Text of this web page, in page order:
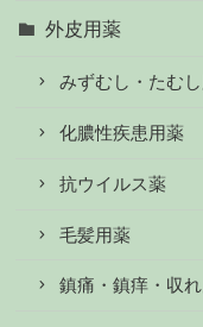
外皮用薬
みずむし・たむ
化膿性疾患用薬
抗ウイルス薬
毛髪用薬
鎮痛・鎮痒・収